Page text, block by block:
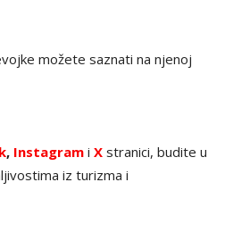
možete saznati na njenoj
, Instagram i X stranici, budite u
iz turizma i